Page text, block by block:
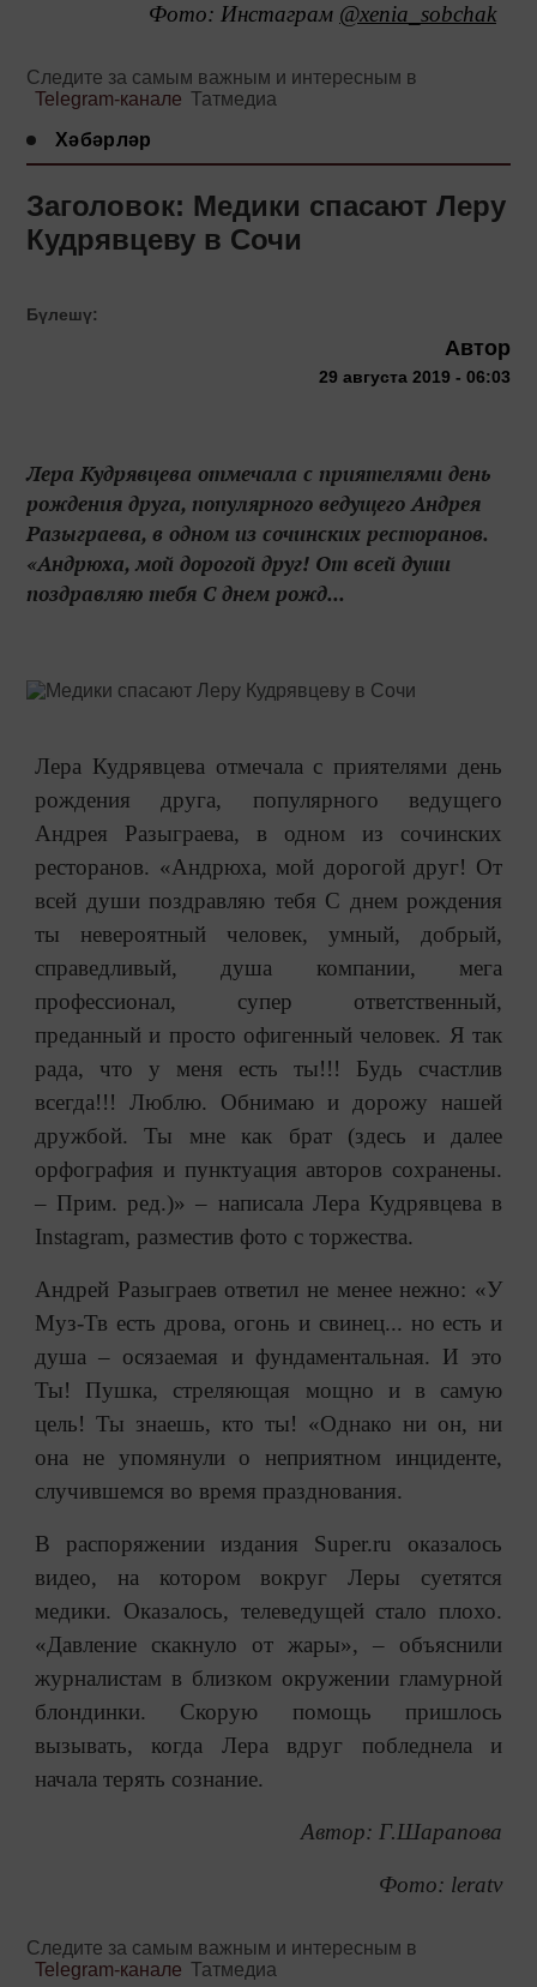
Фото: Инстаграм @xenia_sobchak
Следите за самым важным и интересным в
Telegram-канале Татмедиа
Хәбәрләр
Заголовок: Медики спасают Леру
Кудрявцеву в Сочи
Бүлешү:
Автор
29 августа 2019 - 06:03
Лера Кудрявцева отмечала с приятелями день
рождения друга, популярного ведущего Андрея
Разыграева, в одном из сочинских ресторанов.
«Андрюха, мой дорогой друг! От всей души
поздравляю тебя С днем рожд...
Лера Кудрявцева отмечала с приятелями день
рождения друга, популярного ведущего
Андрея Разыграева, в одном из сочинских
ресторанов. «Андрюха, мой дорогой друг! От
всей души поздравляю тебя С днем рождения
ты невероятный человек, умный, добрый,
справедливый, душа компании, мега
профессионал, супер ответственный,
преданный и просто офигенный человек. Я так
рада, что у меня есть ты!!! Будь счастлив
всегда!!! Люблю. Обнимаю и дорожу нашей
дружбой. Ты мне как брат (здесь и далее
орфография и пунктуация авторов сохранены.
– Прим. ред.)» – написала Лера Кудрявцева в
Instagram, разместив фото с торжества.
Андрей Разыграев ответил не менее нежно: «У
Муз-Тв есть дрова, огонь и свинец... но есть и
душа – осязаемая и фундаментальная. И это
Ты! Пушка, стреляющая мощно и в самую
цель! Ты знаешь, кто ты! «Однако ни он, ни
она не упомянули о неприятном инциденте,
случившемся во время празднования.
В распоряжении издания Super.ru оказалось
видео, на котором вокруг Леры суетятся
медики. Оказалось, телеведущей стало плохо.
«Давление скакнуло от жары», – объяснили
журналистам в близком окружении гламурной
блондинки. Скорую помощь пришлось
вызывать, когда Лера вдруг побледнела и
начала терять сознание.
Автор: Г.Шарапова
Фото: leratv
Следите за самым важным и интересным в
Telegram-канале Татмедиа